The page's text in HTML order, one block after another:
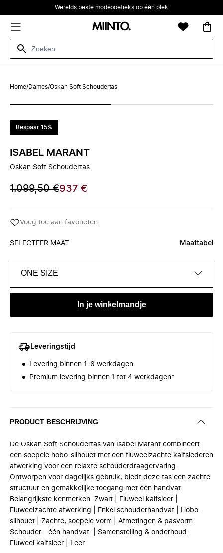
Werelds beste modeboetieks op één plek
Home/Dames/Oskan Soft Schoudertas
Bespaar 15%
ISABEL MARANT
Oskan Soft Schoudertas
1.099,50 €937 €
Voeg toe aan favorieten
SELECTEER MAAT Maattabel
ONE SIZE
In je winkelmandje
Leveringstijd
Levering binnen 1-6 werkdagen
Premium levering binnen 1 tot 4 werkdagen*
PRODUCT BESCHRIJVING
De Oskan Soft Schoudertas van Isabel Marant combineert
een soepele hobo-silhouet met een fluweelzachte kalfslederen
afwerking voor een relaxte schouderdraagervaring.
Ontworpen voor dagelijks gebruik, biedt deze tas een zachte
structuur en gemakkelijke toegang met één handvat.
Belangrijkste kenmerken: Zwart | Fluweel kalfsleer |
Fluweelzachte afwerking | Enkel schouderhandvat | Hobo-
silhouet | Zachte, soepele vorm | Afmetingen & pasvorm:
Schouder - één handvat. | Samenstelling & onderhoud:
Fluweel kalfsleer | Leer